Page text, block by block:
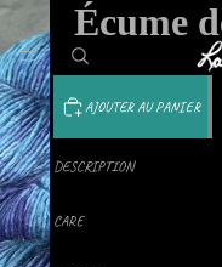
Écume
AJOUTER AU PANIER
DESCRIPTION
CARE